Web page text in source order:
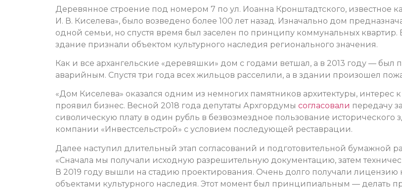
Деревянное строение под номером 7 по ул. Иоанна Кронштадтского, известное
И. В. Киселева», было возведено более 100 лет назад. Изначально дом
одной семьи, но спустя время был заселен по принципу коммунальных квартир.
здание признали объектом культурного наследия регионального значения.
Как и все архангельские «деревяшки» дом с годами ветшал, а в 2013 году — был
аварийным. Спустя три года всех жильцов расселили, а в здании произошел
«Дом Киселева» оказался одним из немногих памятников архитектуры, интерес
проявил бизнес. Весной 2018 года депутаты Архгордумы согласовали передачу за
сиволическую плату в один рубль в безвозмездное пользование исторического
компании «Инвестсельстрой» с условием последующей реставрации.
Далее наступил длительный этап согласований и подготовительной бумажной
«Сначала мы получали исходную разрешительную документацию, затем
В 2019 году вышли на стадию проектирования. Очень долго получали лицензию
объектами культурного наследия. Этот момент был принципиальным — делать